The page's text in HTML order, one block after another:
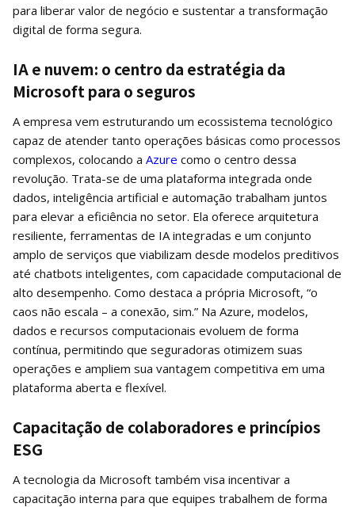
para liberar valor de negócio e sustentar a transformação
digital de forma segura.
IA e nuvem: o centro da estratégia da
Microsoft para o seguros
A empresa vem estruturando um ecossistema tecnológico
capaz de atender tanto operações básicas como processos
complexos, colocando a Azure como o centro dessa
revolução. Trata-se de uma plataforma integrada onde
dados, inteligência artificial e automação trabalham juntos
para elevar a eficiência no setor. Ela oferece arquitetura
resiliente, ferramentas de IA integradas e um conjunto
amplo de serviços que viabilizam desde modelos preditivos
até chatbots inteligentes, com capacidade computacional de
alto desempenho. Como destaca a própria Microsoft, “o
caos não escala – a conexão, sim.” Na Azure, modelos,
dados e recursos computacionais evoluem de forma
contínua, permitindo que seguradoras otimizem suas
operações e ampliem sua vantagem competitiva em uma
plataforma aberta e flexível.
Capacitação de colaboradores e princípios
ESG
A tecnologia da Microsoft também visa incentivar a
capacitação interna para que equipes trabalhem de forma